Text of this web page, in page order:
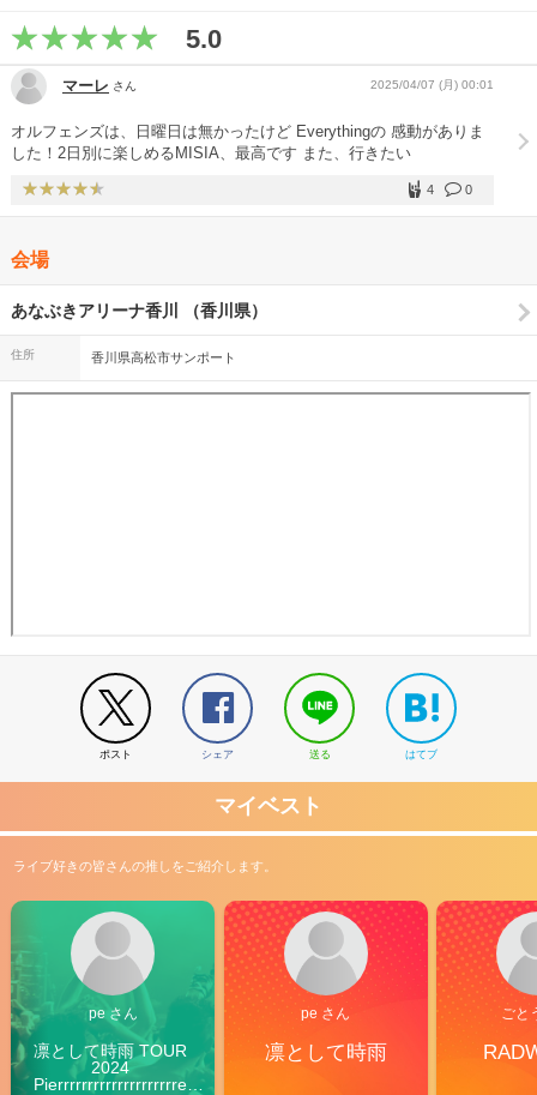
5.0
マーレ さん 2025/04/07 (月) 00:01
オルフェンズは、日曜日は無かったけど Everythingの 感動がありま
した！2日別に楽しめるMISIA、最高です また、行きたい
0
4
会場
あなぶきアリーナ香川 （香川県）
住所 香川県高松市サンポート
ポスト シェア 送る はてブ
マイベスト
ライブ好きの皆さんの推しをご紹介します。
pe さん
凛として時雨 TOUR
2024
Pierrrrrrrrrrrrrrrrrrrre
pe さん
凛として時雨
ごと